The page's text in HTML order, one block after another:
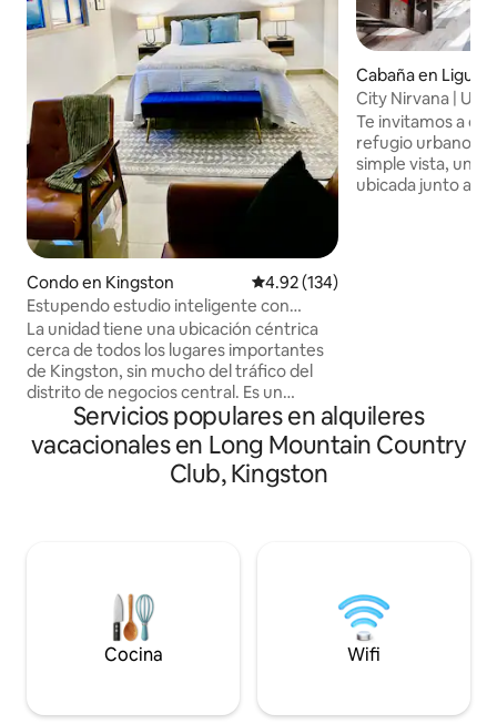
Condo en Kingston Calificación promedio: 4.92 de
4.92 (134)
Estupendo estudio inteligente con
piscina y vistas a la ciudad
La unidad tiene una ubicación céntrica
cerca de todos los lugares importantes
de Kingston, sin mucho del tráfico del
distrito de negocios central. Es un
estudio único y cuidado, decorado con
sensibilidades refinadas de la era
moderna de mediados de siglo. Viene
totalmente equipado con todas las
bar de ron, el supermercado, el mercado
de agricultores, la estación de policía, la
farmacia y el cajero automático.
Cabaña en
City Nirvana |
Relájate y disfruta
Te invitamos a
refugio urbano
simple vista, una
ubicada junto a
coche.
nos encantaría
Servicios populares en alquileres
vacacionales en Long Mountain Country
Club, Kingston
Cocina Wifi